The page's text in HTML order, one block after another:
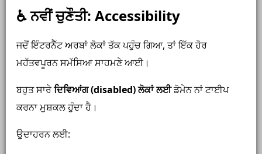
♿ ਨਵੀਂ ਚੁਣੌਤੀ: Accessibility
ਜਦੋਂ ਇੰਟਰਨੈੱਟ ਅਰਬਾਂ ਲੋਕਾਂ ਤੱਕ ਪਹੁੰਚ ਗਿਆ, ਤਾਂ ਇੱਕ ਹੋਰ
ਮਹੱਤਵਪੂਰਨ ਸਮੱਸਿਆ ਸਾਹਮਣੇ ਆਈ।
ਬਹੁਤ ਸਾਰੇਦਿਵਿਆਂਗ (disabled) ਲੋਕਾਂ ਲਈਡੋਮੇਨ ਨਾਂ ਟਾਈਪ
ਕਰਨਾ ਮੁਸ਼ਕਲ ਹੁੰਦਾ ਹੈ।
ਉਦਾਹਰਨ ਲਈ: